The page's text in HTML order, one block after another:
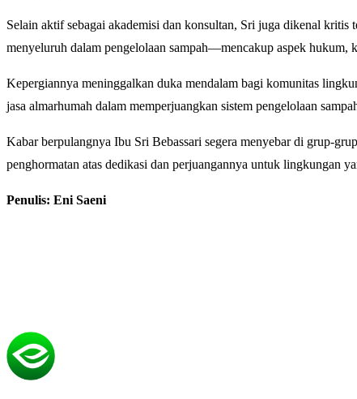
Selain aktif sebagai akademisi dan konsultan, Sri juga dikenal
menyeluruh dalam pengelolaan sampah—mencakup aspek hukum,
Kepergiannya meninggalkan duka mendalam bagi komunitas
jasa almarhumah dalam memperjuangkan sistem pengelolaan
Kabar berpulangnya Ibu Sri Bebassari segera menyebar di grup-
penghormatan atas dedikasi dan perjuangannya untuk lingkungan
Penulis: Eni Saeni